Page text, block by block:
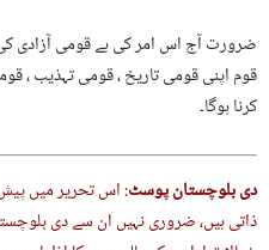
ضرورت آج اس امر کی ہے قومی آزادی
قوم اپنی قومی تاریخ ، قومی تہذیب ،
کرنا ہوگا۔
دی بلوچستان پوسٹ: اس تحریر میں پیش
ذاتی ہیں، ضروری نہیں ان سے دی